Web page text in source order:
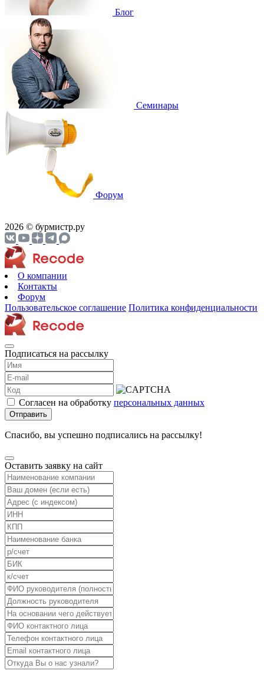
Блог
Cеминары
Форум
2026 © бурмистр.ру
О компании
Контакты
Форум
Пользовательское соглашение Политика конфиденциальности
Подписаться на рассылку
Согласен на обработку персональных данных
Отправить
Спасибо, вы успешно подписались на рассылку!
Оставить заявку на сайт